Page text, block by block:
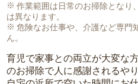
作業範囲は日常のお掃除となり
は異なります。
危険なお仕事や、介護など専門
ん。
育児で家事との両立が大変な
のお掃除で人に感謝されるや